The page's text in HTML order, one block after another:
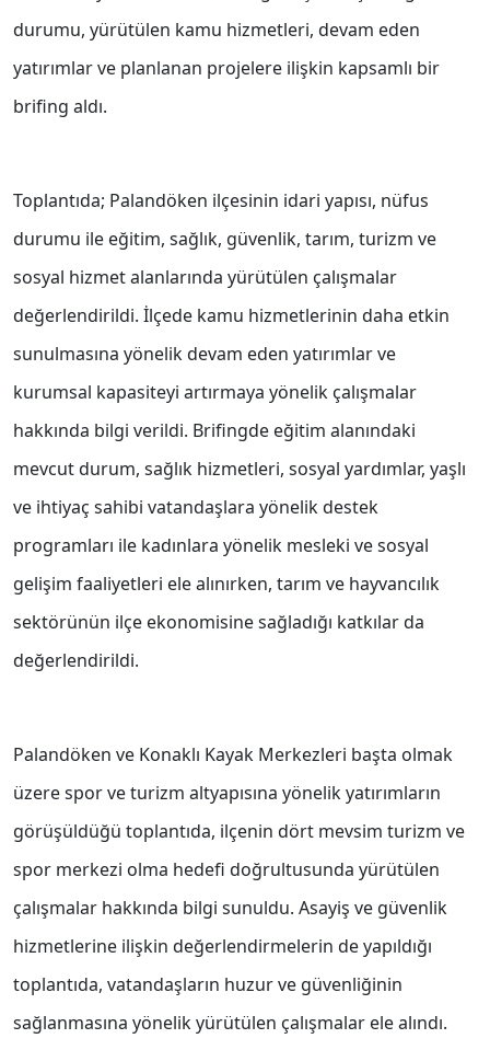
durumu, yürütülen kamu hizmetleri, devam eden
yatırımlar ve planlanan projelere ilişkin kapsamlı bir
brifing aldı.
Toplantıda; Palandöken ilçesinin idari yapısı, nüfus
durumu ile eğitim, sağlık, güvenlik, tarım, turizm ve
sosyal hizmet alanlarında yürütülen çalışmalar
değerlendirildi. İlçede kamu hizmetlerinin daha etkin
sunulmasına yönelik devam eden yatırımlar ve
kurumsal kapasiteyi artırmaya yönelik çalışmalar
hakkında bilgi verildi. Brifingde eğitim alanındaki
mevcut durum, sağlık hizmetleri, sosyal yardımlar, yaşlı
ve ihtiyaç sahibi vatandaşlara yönelik destek
programları ile kadınlara yönelik mesleki ve sosyal
gelişim faaliyetleri ele alınırken, tarım ve hayvancılık
sektörünün ilçe ekonomisine sağladığı katkılar da
değerlendirildi.
Palandöken ve Konaklı Kayak Merkezleri başta olmak
üzere spor ve turizm altyapısına yönelik yatırımların
görüşüldüğü toplantıda, ilçenin dört mevsim turizm ve
spor merkezi olma hedefi doğrultusunda yürütülen
çalışmalar hakkında bilgi sunuldu. Asayiş ve güvenlik
hizmetlerine ilişkin değerlendirmelerin de yapıldığı
toplantıda, vatandaşların huzur ve güvenliğinin
sağlanmasına yönelik yürütülen çalışmalar ele alındı.